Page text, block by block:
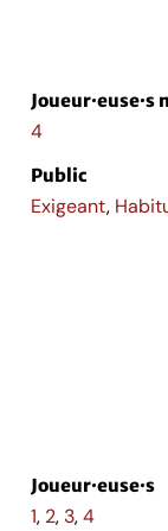
Joueur·euse·s
4
Public
Exigeant,
Joueur·euse·s
1, 2, 3,4